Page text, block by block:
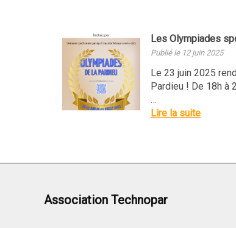
Les Olympiades
Publié le 12 juin 2025
Le 23 juin 2025
Pardieu ! De 18h à
…
Lire la suite
Association Technopar